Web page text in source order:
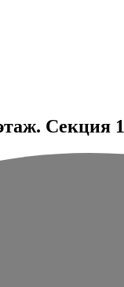
Секция 1